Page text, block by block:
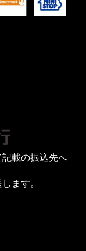
載の振込先へ
ます。